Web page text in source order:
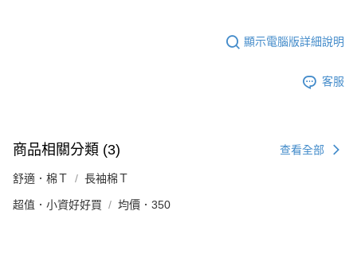
顯示電腦版詳細說明
客服
商品相關分類 (3) 查看全部
舒適．棉Ｔ 長袖棉Ｔ
超值．小資好好買 均價．350